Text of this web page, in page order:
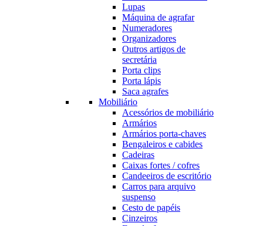
Lupas
Máquina de agrafar
Numeradores
Organizadores
Outros artigos de
secretária
Porta clips
Porta lápis
Saca agrafes
Mobiliário
Acessórios de mobiliário
Armários
Armários porta-chaves
Bengaleiros e cabides
Cadeiras
Caixas fortes / cofres
Candeeiros de escritório
Carros para arquivo
suspenso
Cesto de papéis
Cinzeiros